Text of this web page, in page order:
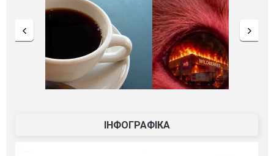
ІНФОГРАФІКА